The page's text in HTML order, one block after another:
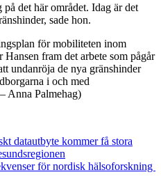
det här området. Idag är det
sade hon.
för mobiliteten inom
fram det arbete som pågår
undanröja de nya gränshinder
i och med
Anna Palmehag)
datautbyte kommer få stora
för nordisk hälsoforskning